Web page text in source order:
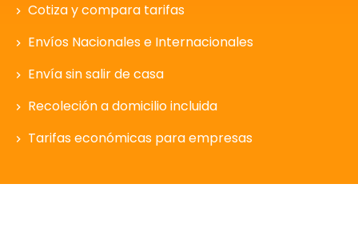
Cotiza y compara tarifas
Envíos Nacionales e Internacionales
Envía sin salir de casa
Recoleción a domicilio incluida
Tarifas económicas para empresas